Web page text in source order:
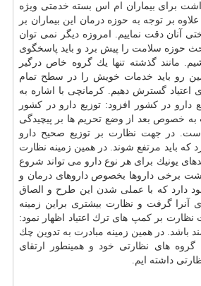
برای بیماران ام اس بسته خدمتی ویژه
بر توجه به حوزه درمان این بیماران بر
آنان دقت نماییم. امروزه دیگر نمی توان
حوزه سلامت را پیش برد و باید پاسخگوی
مانند گذشته تنها یك گروه خاص درگیر
رو باید خدمات خویش را در سطح تمام
اعتیاد گسترش دهیم. كرمانچی با اشاره به
دارو در كشور افزود: توزیع دارو در كشور
به خصوص بعد از وضع تحریم ها بر پیچیدگی
در جهت نظارت بر توزیع صحیح دارو
كه باید مرتفع شوند. در همین زمینه نظارت
یونیك برای هر نوع دارو می تواند شروع
برخی داروها بخصوص داروهای درمان و
دارد كه با عملی شدن این طرح و الصاق
آنرا گرفت و نظارت بیشتری براین زمینه
بر كمپ های ترك اعتیاد اظهار نمود:
باشد. در همین زمینه مبادرت به تدوین چك
های نظارتی خود و همینطور ارتقای
داشته ایم.